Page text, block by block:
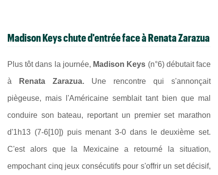
Madison Keys chute d'entrée face à Renata Zarazua
Plus tôt dans la journée, Madison Keys (n°6) débutait face
à Renata Zarazua. Une rencontre qui s'annonçait
piègeuse, mais l'Américaine semblait tant bien que mal
conduire son bateau, reportant un premier set marathon
d'1h13 (7-6[10]) puis menant 3-0 dans le deuxième set.
C'est alors que la Mexicaine a retourné la situation,
empochant cinq jeux consécutifs pour s'offrir un set décisif,